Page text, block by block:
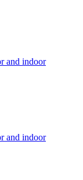
and indoor
and indoor